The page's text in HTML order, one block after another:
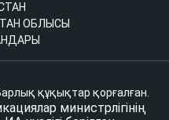
ОБЛЫСЫ
құқықтар қорғалған.
министрлігінің